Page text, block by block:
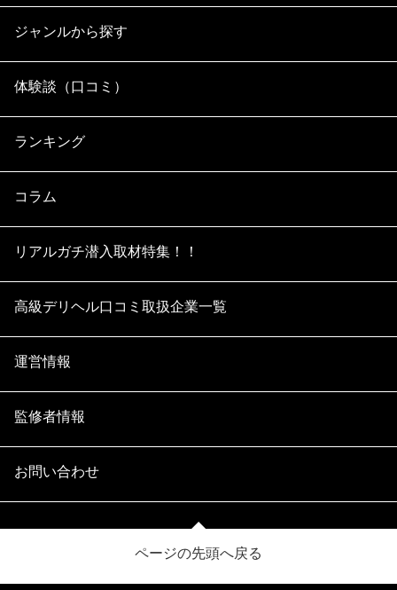
ジャンルから探す
体験談（口コミ）
ランキング
コラム
リアルガチ潜入取材特集！！
高級デリヘル口コミ取扱企業一覧
運営情報
監修者情報
お問い合わせ
ページの先頭へ戻る